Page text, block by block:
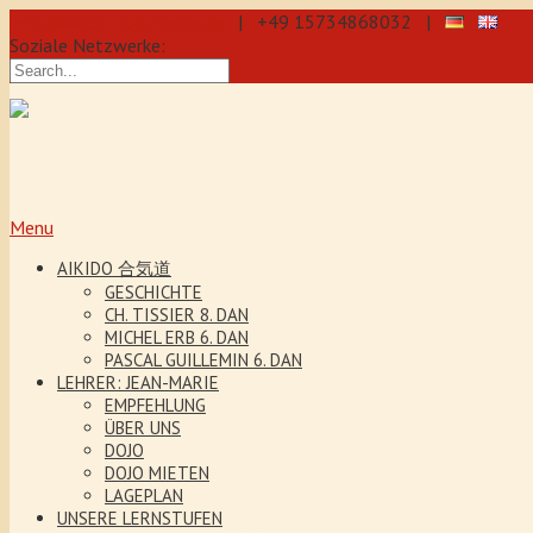
| +49 15734868032 |
Soziale Netzwerke:
Menu
AIKIDO 合気道
GESCHICHTE
CH. TISSIER 8. DAN
MICHEL ERB 6. DAN
PASCAL GUILLEMIN 6. DAN
LEHRER: JEAN-MARIE
EMPFEHLUNG
ÜBER UNS
DOJO
DOJO MIETEN
LAGEPLAN
UNSERE LERNSTUFEN